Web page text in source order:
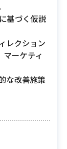
基づく仮説
レクション
マーケティ
な改善施策